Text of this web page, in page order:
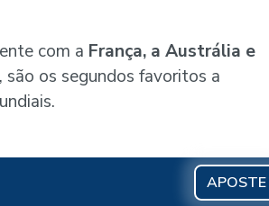
com a França, a Austrália e
são os segundos favoritos a
APOSTE